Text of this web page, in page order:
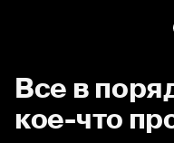
Все в
кое-что